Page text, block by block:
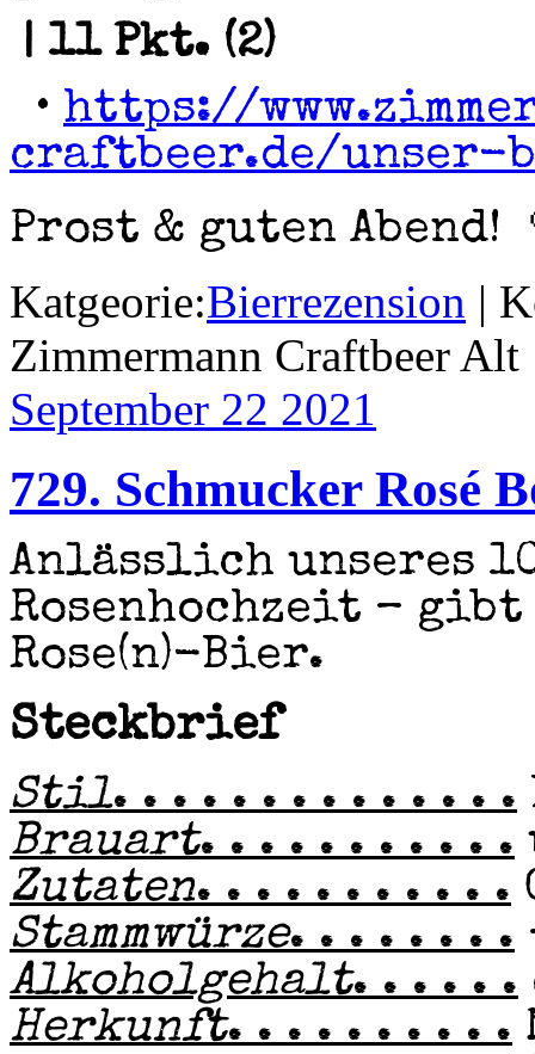
| 11 Pkt. (2)
• https://
craftbeer.de/unser-
Prost & guten Abend!
Katgeorie:Bierrezension |
Zimmermann Craftbeer Alt
September 22 2021
729. Schmucker Rosé
Anlässlich unseres
Rosenhochzeit –
Rose(n)-Bier.
Steckbrief
Stil. . . . . . . . . . . . . .
Brauart. . . . . . . . . . .
Zutaten. . . . . . . . . . .
Stammwürze. . . . . . . .
Alkoholgehalt. . . . . .
Herkunft. . . . . . . . . .